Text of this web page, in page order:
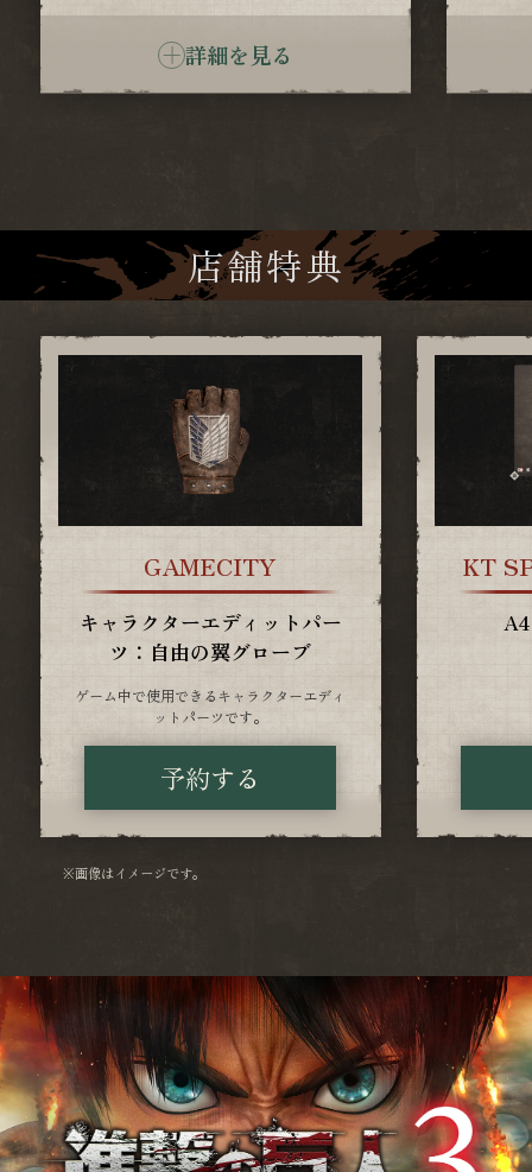
詳細を見る
店舗特典
GAMECITY
キャラクターエディットパー
ツ：自由の翼グローブ
ゲーム中で使用できるキャラクターエディ
ットパーツです。
予約する
KT
画像はイメージです。